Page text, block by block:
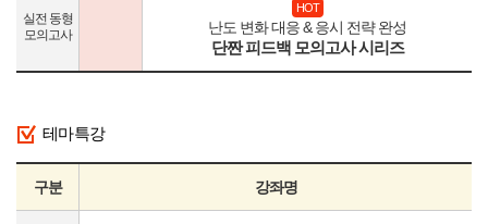
실전 동형
모의고사
HOT
난도 변화 대응 & 응시 전략 완성
단짠 피드백 모의고사 시리즈
테마특강
구분 강좌명